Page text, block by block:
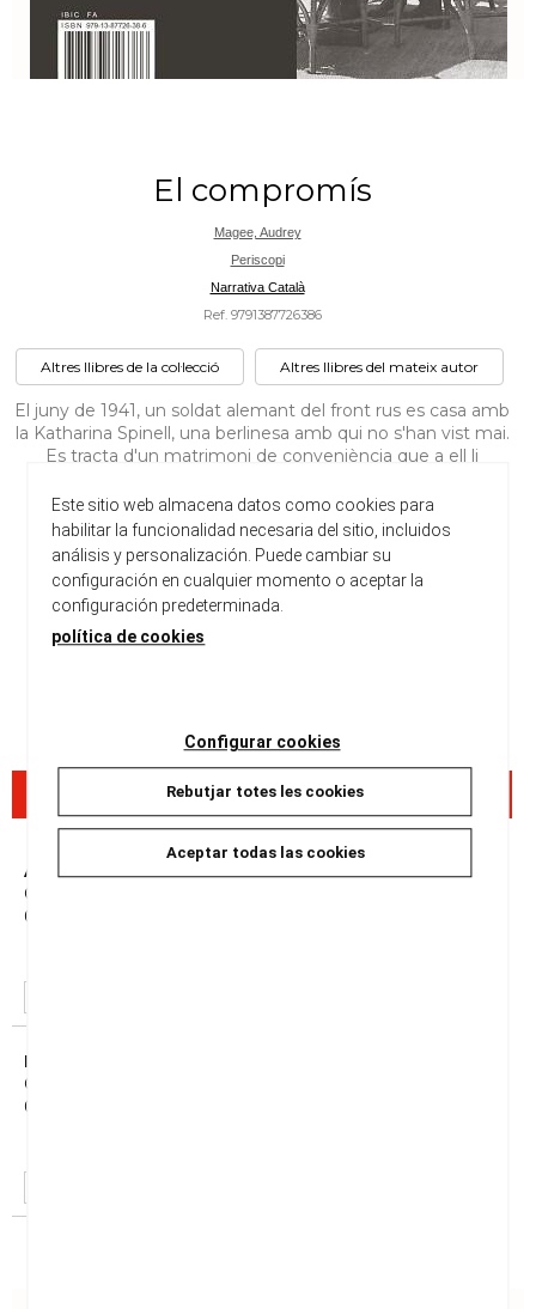
El compromís
Magee, Audrey
Periscopi
Narrativa Català
Ref. 9791387726386
Altres llibres de la col·lecció Altres llibres del mateix autor
El juny de 1941, un soldat alemant del front rus es casa amb
la Katharina Spinell, una berlinesa amb qui no s'han vist mai.
Es tracta d'un matrimoni de conveniència que a ell li
batalla i a ella una pensió de viudetat si ell es mor. El seu
lligam...
Dimensions: 210 x 140 x 13 cm
Peso:250 gr
Disponibilitat a les nostres botigues
Alella
Carrer del Mig, 36
08328
Masnou
Carrer Dr. Josep Agell, 9
08320
Este sitio web almacena datos como cookies para
habilitar la funcionalidad necesaria del sitio, incluidos
análisis y personalización. Puede cambiar su
configuración en cualquier momento o aceptar la
configuración predeterminada.
política de cookies
Configurar cookies
Rebutjar totes les cookies
Aceptar todas las cookies